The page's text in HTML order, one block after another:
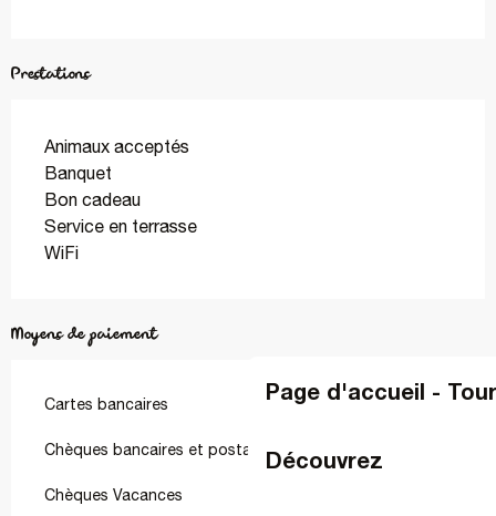
Page d'accueil -
Découvrez
Prestations
Animaux acceptés
Banquet
Bon cadeau
Service en terrasse
WiFi
Moyens de paiement
Cartes bancaires
Chèques bancaires et postaux
Chèques Vacances